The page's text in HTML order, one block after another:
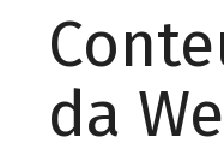
da